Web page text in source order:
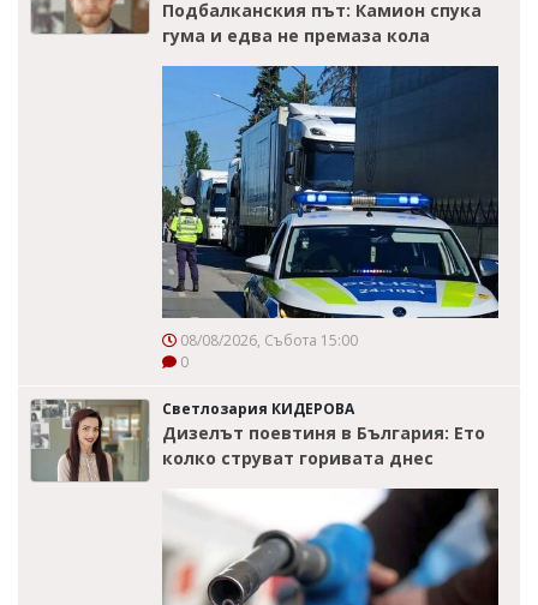
Подбалканския път: Камион спука
гума и едва не премаза кола
08/08/2026, Събота 15:00
0
Светлозария КИДЕРОВА
Дизелът поевтиня в България: Ето
колко струват горивата днес